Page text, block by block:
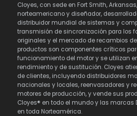
Cloyes, con sede en Fort Smith,
norteamericano y diseñador,
distribuidor mundial de sistemas y
transmisión de sincronización para los
originales y el mercado de recambios
productos son componentes críticos
funcionamiento del motor y se utilizan
rendimiento y de sustitución. Cloyes
de clientes, incluyendo distribuidores
nacionales y locales, reenvasadores y
motores de producción, y vende sus
Cloyes® en todo el mundo y las marcas
en toda Norteamérica.